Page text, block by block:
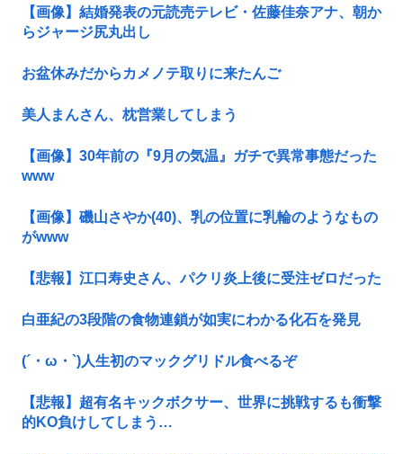
【画像】結婚発表の元読売テレビ・佐藤佳奈アナ、朝か
らジャージ尻丸出し
お盆休みだからカメノテ取りに来たんご
美人まんさん、枕営業してしまう
【画像】30年前の『9月の気温』ガチで異常事態だった
www
【画像】磯山さやか(40)、乳の位置に乳輪のようなもの
がwww
【悲報】江口寿史さん、パクリ炎上後に受注ゼロだった
白亜紀の3段階の食物連鎖が如実にわかる化石を発見
(´・ω・`)人生初のマックグリドル食べるぞ
【悲報】超有名キックボクサー、世界に挑戦するも衝撃
的KO負けしてしまう…